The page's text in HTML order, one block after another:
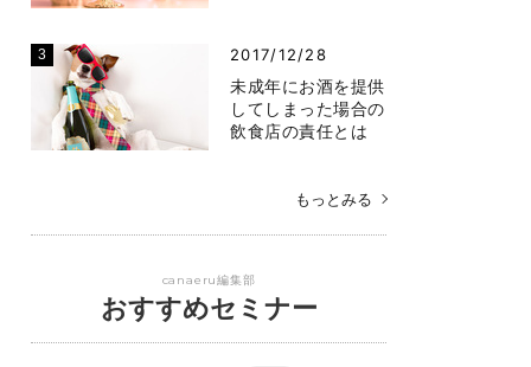
2017/12/28
未成年にお酒を提供
してしまった場合の
飲食店の責任とは
もっとみる
canaeru編集部
おすすめセミナー